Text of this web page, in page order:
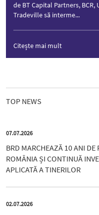
de BT Capital Partners, BCR,
Tradeville să interme...
Citește mai mult
TOP NEWS
07.07.2026
BRD MARCHEAZĂ 10 ANI DE
ROMÂNIA ȘI CONTINUĂ
APLICATĂ A TINERILOR
02.07.2026